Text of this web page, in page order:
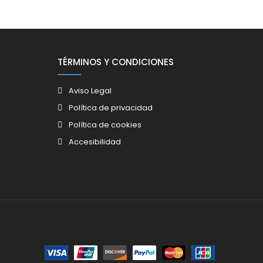
TÉRMINOS Y CONDICIONES
Aviso Legal
Política de privacidad
Política de cookies
Accesibilidad